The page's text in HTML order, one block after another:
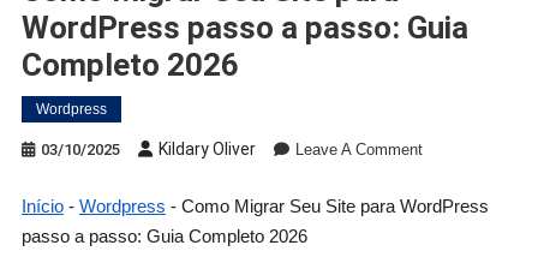
WordPress passo a passo: Guia
Completo 2026
Wordpress
03/10/2025 Kildary Oliver Leave A Comment
Início- Wordpress - Como Migrar Seu Site para WordPress
passo a passo: Guia Completo 2026